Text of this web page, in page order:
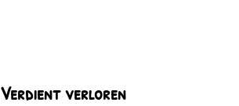
Verdient verloren